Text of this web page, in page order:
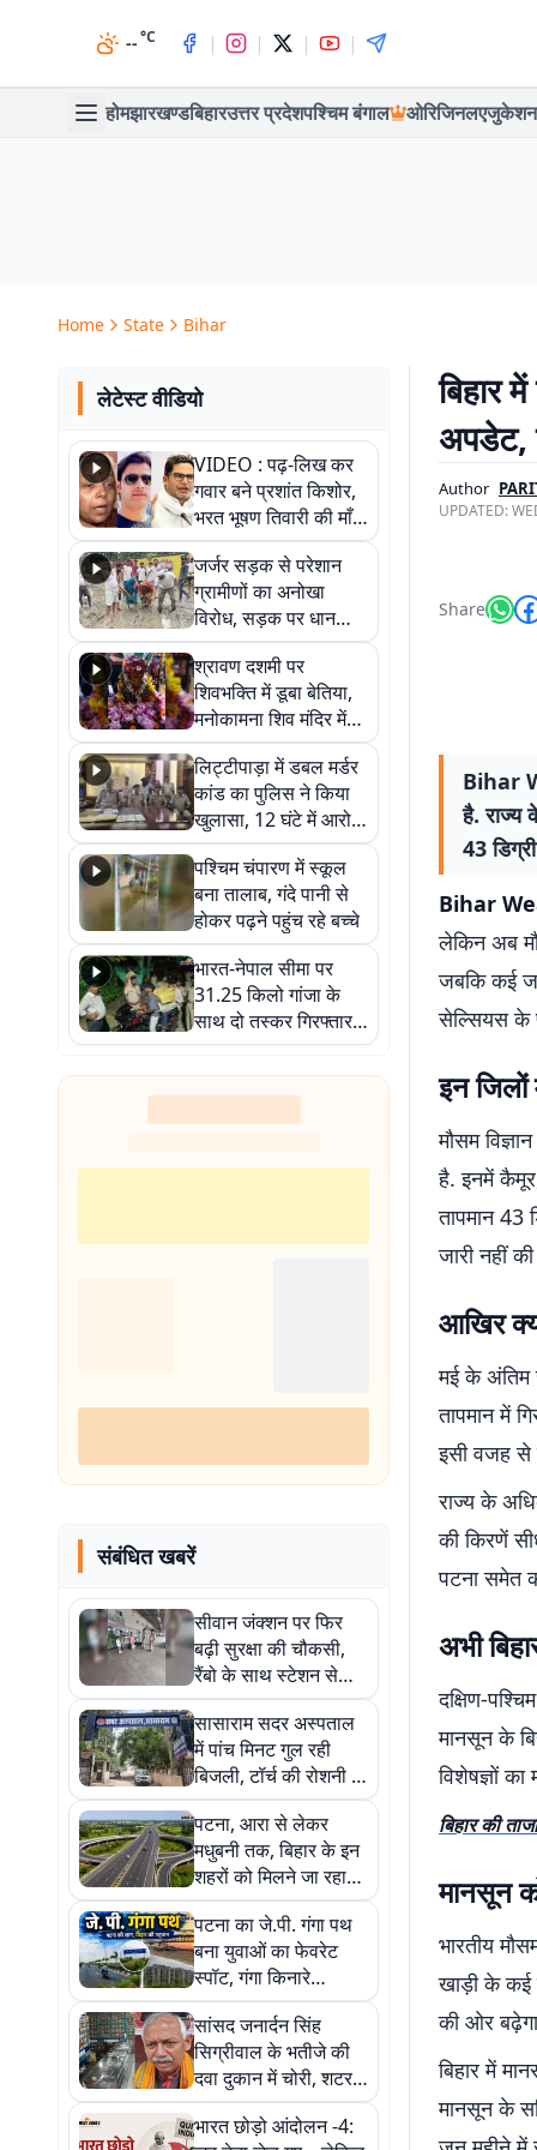
--°C | | | |
होमझारखण्डबिहारउत्तर प्रदेशपश्चिम बंगाल ओरिजिनलएजुकेशन
Home State Bihar
लेटेस्ट वीडियो
VIDEO : पढ़-लिख कर
गवार बने प्रशांत किशोर,
भरत भूषण तिवारी की माँ ने
कहा नहीं थी उम्मीद, बेटा
था तो किसी को बोलने की
नहीं थी हिम्मत
जर्जर सड़क से परेशान
ग्रामीणों का अनोखा
विरोध, सड़क पर धान
रोपकर और खाद डालकर
जताया आक्रोश
श्रावण दशमी पर
शिवभक्ति में डूबा बेतिया,
मनोकामना शिव मंदिर में
हुआ भव्य श्रृंगार
लिट्टीपाड़ा में डबल मर्डर
कांड का पुलिस ने किया
खुलासा, 12 घंटे में आरोपी
गिरफ्तार
पश्चिम चंपारण में स्कूल
बना तालाब, गंदे पानी से
होकर पढ़ने पहुंच रहे बच्चे
भारत-नेपाल सीमा पर
31.25 किलो गांजा के
साथ दो तस्कर गिरफ्तार,
नेपाली नंबर की बाइक
जब्त
संबंधित खबरें
सीवान जंक्शन पर फिर
बढ़ी सुरक्षा की चौकसी,
रैंबो के साथ स्टेशन से
ट्रेनों तक चला सघन जांच
अभियान
सासाराम सदर अस्पताल
में पांच मिनट गुल रही
बिजली, टॉर्च की रोशनी में
मरीज के इलाज का
वीडियो वायरल
पटना, आरा से लेकर
मधुबनी तक, बिहार के इन
शहरों को मिलने जा रहा
नया बाइपास
पटना का जे.पी. गंगा पथ
बना युवाओं का फेवरेट
स्पॉट, गंगा किनारे
खूबसूरती और सुकून का
परफेक्ट कॉम्बिनेशन
सांसद जनार्दन सिंह
सिग्रीवाल के भतीजे की
दवा दुकान में चोरी, शटर
तोड़कर 2.67 लाख कैश
ले गए चोर; CCTV में पूरी
भारत छोड़ो आंदोलन -4:
बिहार
अपडेट,
Author
UPDATED:
Share
Bihar
है. राज्य
43
Bihar
लेकिन अब
जबकि कई
सेल्सियस के
इन
मौसम
है. इनमें
तापमान 43
जारी नहीं
आखिर
मई के अंतिम
तापमान में
इसी वजह से
राज्य के
की किरणें
पटना समेत
अभी
दक्षिण-
मानसून के
विशेषज्ञों
बिहार की
मानसून
भारतीय
खाड़ी के कई
की ओर
बिहार में
मानसून के